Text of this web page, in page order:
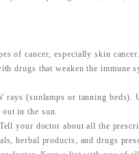
of cancer, especially skin
drugs that weaken the immune
(sunlamps or tanning beds).
in the sun.
your doctor about all the
herbal products, and drugs